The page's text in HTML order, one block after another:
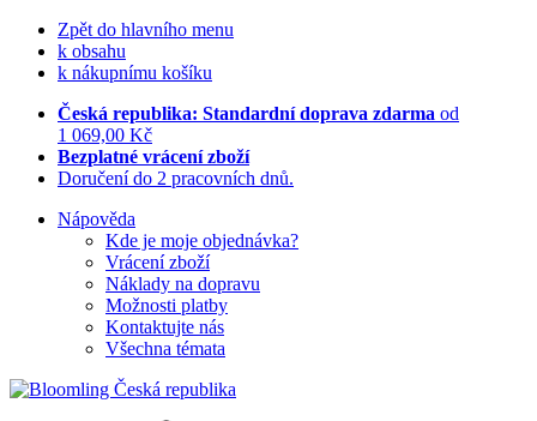
Zpět do hlavního menu
k obsahu
k nákupnímu košíku
Česká republika: Standardní doprava zdarma od
1 069,00 Kč
Bezplatné vrácení zboží
Doručení do 2 pracovních dnů.
Nápověda
Kde je moje objednávka?
Vrácení zboží
Náklady na dopravu
Možnosti platby
Kontaktujte nás
Všechna témata